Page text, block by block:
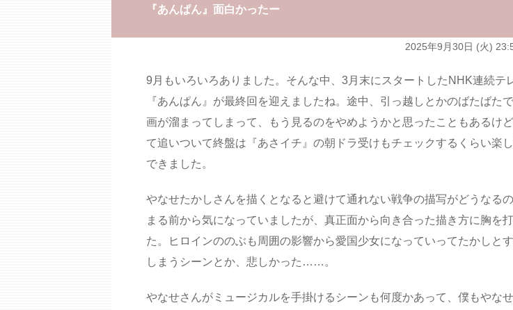
『あんぱん』面白かったー
2025年9月30日 (火)
9月もいろいろありました。そんな中、3月末にスタートしたNHK連続テ
『あんぱん』が最終回を迎えましたね。途中、引っ越しとかのばたばた
画が溜まってしまって、もう見るのをやめようかと思ったこともあるけ
て追いついて終盤は『あさイチ』の朝ドラ受けもチェックするくらい楽
できました。
やなせたかしさんを描くとなると避けて通れない戦争の描写がどうなる
まる前から気になっていましたが、真正面から向き合った描き方に胸を
た。ヒロインののぶも周囲の影響から愛国少女になっていってたかしと
しまうシーンとか、悲しかった……。
やなせさんがミュージカルを手掛けるシーンも何度かあって、僕もやな